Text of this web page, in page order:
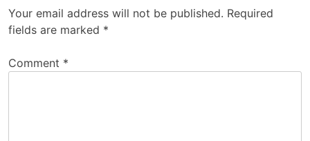
Your email address will not be published. Required
fields are marked *
Comment *